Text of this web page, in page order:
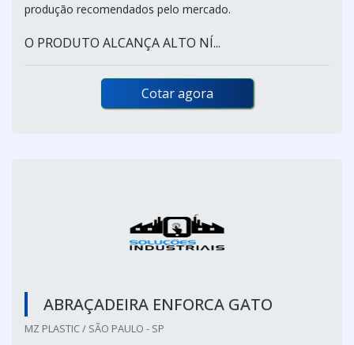
produção recomendados pelo mercado.
O PRODUTO ALCANÇA ALTO NÍ...
Cotar agora
ABRAÇADEIRA ENFORCA GATO
MZ PLASTIC / SÃO PAULO - SP